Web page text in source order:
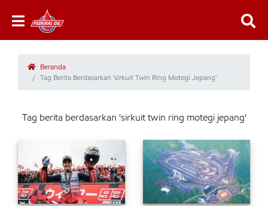
Beranda
Tag Berita Berdasarkan 'sirkuit Twin Ring Motegi Jepang'
Tag berita berdasarkan 'sirkuit twin ring motegi jepang'